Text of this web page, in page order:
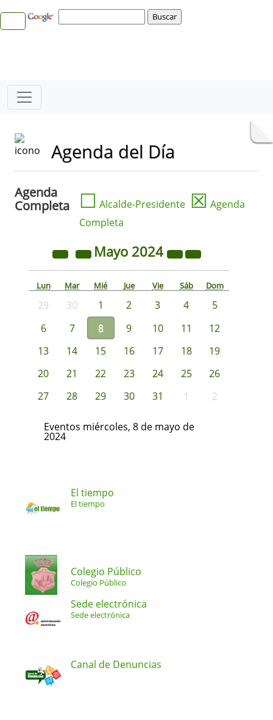
Agenda del Día
Agenda
Completa
☐ Alcalde-Presidente ☒ Agenda
Completa
Mayo 2024
Lun Mar Mié Jue Vie Sáb Dom
29 30 1 2 3 4
5
6
7 8 9 10 11
12
13
14 15 16 17 18
19
20
21 22 23 24 25
26
27
28 29 30 31 1 2
Eventos miércoles, 8 de mayo de
2024
El tiempo
El tiempo
Colegio Público
Colegio Público
Sede electrónica
Sede electrónica
Canal de Denuncias